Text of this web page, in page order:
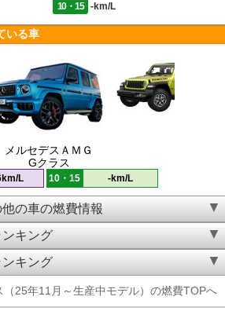
10・15 -km/L
いる車
メルセデスＡＭＧ
Gクラス
L 10・15 -km/L
の車の燃費情報
キング
キング
25年11月～生産中モデル）の燃費TOPへ